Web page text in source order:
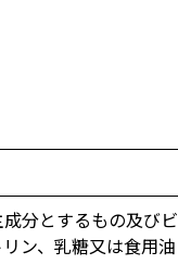
分とするもの及びビ
ン、乳糖又は食用油